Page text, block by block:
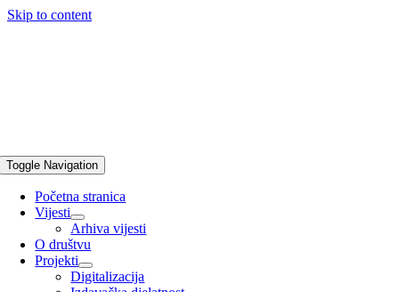
Skip to content
Toggle Navigation
Početna stranica
Vijesti
Arhiva vijesti
O društvu
Projekti
Digitalizacija